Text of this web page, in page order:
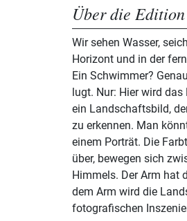
Über die Edition
Wir sehen Wasser,
Horizont und in der
Ein Schwimmer?
lugt. Nur: Hier wird
ein Landschaftsbild,
zu erkennen. Man
einem Porträt. Die
über, bewegen sich
Himmels. Der Arm hat
dem Arm wird die
fotografischen